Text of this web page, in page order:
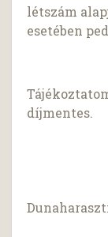
létszám
esetében
díjmentes.